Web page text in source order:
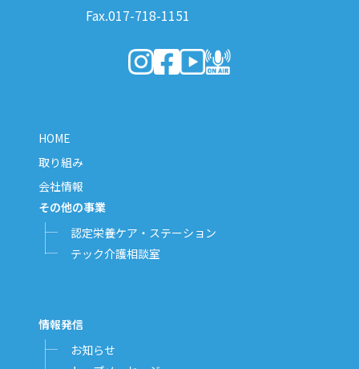
Fax.017-718-1151
（新しいウィンドウで開きます）
（新しいウィンドウで開きます）
（新しいウィンドウで開き
（新しいウィンドウで
HOME
取り組み
会社情報
その他の事業
認定栄養ケア・ステーション
テック介護相談室
情報発信
お知らせ